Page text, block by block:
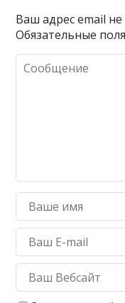
Ваш адрес email
Обязательные